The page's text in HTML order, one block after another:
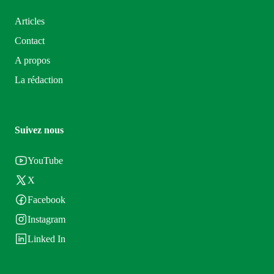
Articles
Contact
A propos
La rédaction
Suivez nous
YouTube
X
Facebook
Instagram
Linked In